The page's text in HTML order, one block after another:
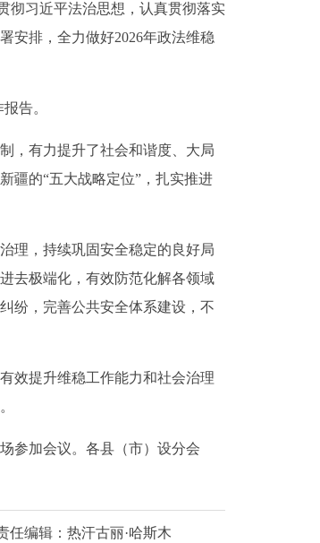
习近平法治思想，认真贯彻落实
安排，全力做好2026年政法维稳
告。
，有力提升了社会和谐度、大局
疆的“五大战略定位”，扎实推进
理，持续巩固安全稳定的良好局
去极端化，有效防范化解各领域
纷，完善公共安全体系建设，不
效提升维稳工作能力和社会治理
参加会议。各县（市）设分会
任编辑：热汗古丽·哈斯木